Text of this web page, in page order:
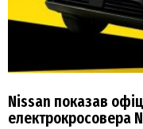
Nissan показав
електрокросовера